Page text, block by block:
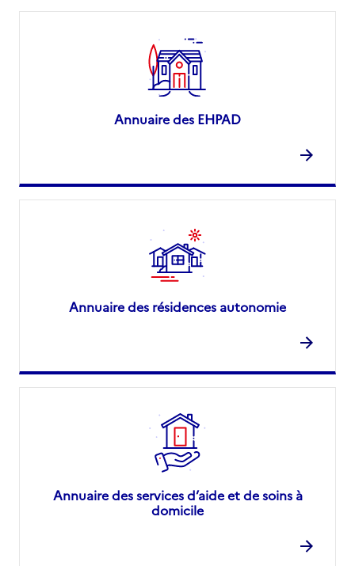
Annuaire des EHPAD
Annuaire des résidences autonomie
Annuaire des services d’aide et de soins à
domicile